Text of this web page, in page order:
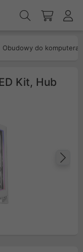
Obudowy do komputera
Kit, Hub